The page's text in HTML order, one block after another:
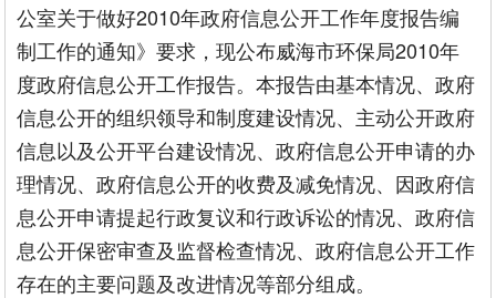
公室关于做好2010年政府信息公开工作年度报告编
制工作的通知》要求，现公布威海市环保局2010年
度政府信息公开工作报告。本报告由基本情况、政府
信息公开的组织领导和制度建设情况、主动公开政府
信息以及公开平台建设情况、政府信息公开申请的办
理情况、政府信息公开的收费及减免情况、因政府信
息公开申请提起行政复议和行政诉讼的情况、政府信
息公开保密审查及监督检查情况、政府信息公开工作
存在的主要问题及改进情况等部分组成。